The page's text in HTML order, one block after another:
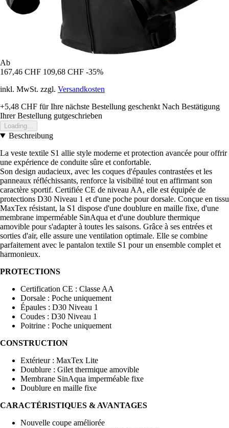
Ab
167,46 CHF 109,68 CHF -35%
inkl. MwSt. zzgl. Versandkosten
+5,48 CHF für Ihre nächste Bestellung geschenkt Nach Bestätigung
Ihrer Bestellung gutgeschrieben
Loading...
Beschreibung
La veste textile S1 allie style moderne et protection avancée pour offrir
une expérience de conduite sûre et confortable.
Son design audacieux, avec les coques d'épaules contrastées et les
panneaux réfléchissants, renforce la visibilité tout en affirmant son
caractère sportif. Certifiée CE de niveau AA, elle est équipée de
protections D30 Niveau 1 et d'une poche pour dorsale. Conçue en tissu
MaxTex résistant, la S1 dispose d'une doublure en maille fixe, d'une
membrane imperméable SinAqua et d'une doublure thermique
amovible pour s'adapter à toutes les saisons. Grâce à ses entrées et
sorties d'air, elle assure une ventilation optimale. Elle se combine
parfaitement avec le pantalon textile S1 pour un ensemble complet et
harmonieux.
PROTECTIONS
Certification CE : Classe AA
Dorsale : Poche uniquement
Épaules : D30 Niveau 1
Coudes : D30 Niveau 1
Poitrine : Poche uniquement
CONSTRUCTION
Extérieur : MaxTex Lite
Doublure : Gilet thermique amovible
Membrane SinAqua imperméable fixe
Doublure en maille fixe
CARACTÉRISTIQUES & AVANTAGES
Nouvelle coupe améliorée